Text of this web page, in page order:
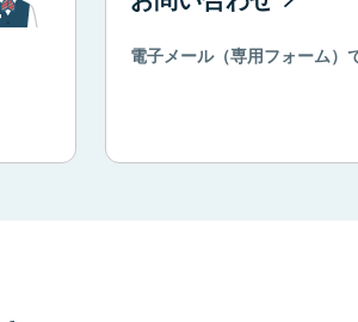
電子メール（専用フォーム）